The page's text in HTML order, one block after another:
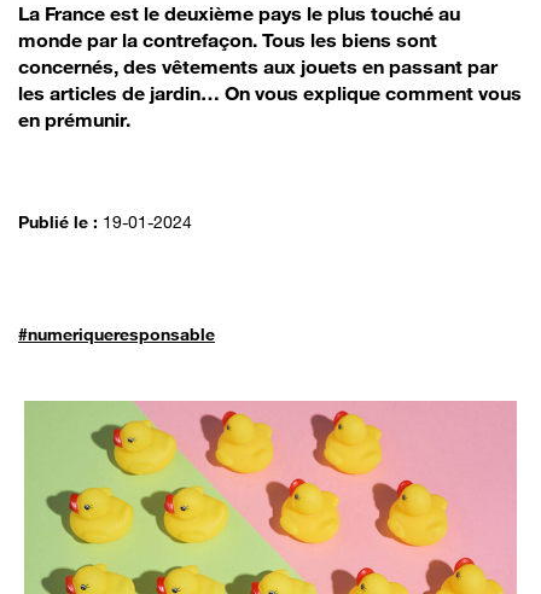
La France est le deuxième pays le plus touché au
monde par la contrefaçon. Tous les biens sont
concernés, des vêtements aux jouets en passant par
les articles de jardin… On vous explique comment vous
en prémunir.
Publié le : 19-01-2024
#numeriqueresponsable